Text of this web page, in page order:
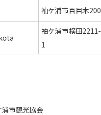
袖ケ浦市百目木200
袖ケ浦市横田2211-
1
浦市観光協会